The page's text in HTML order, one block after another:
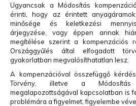
Ugyancsak a Módosítás
érinti, hogy az érintett
minősége és keletkezési
árjegyzése, vagy éppen annak
megítélése szerint a kompenzációs
Országgyűlés által elfogadott
gyakorlatban megvalósíthatatlan lesz.
A kompenzációval összefüggő
Törvény, illetve a Módosítás
megalapozottságával kapcsolatban is
problémára a figyelmet, figyelembe